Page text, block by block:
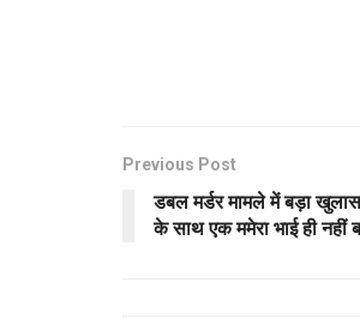
Previous Post
डबल मर्डर मामले में बड़ा
के साथ एक ममेरा भाई ही नहीं